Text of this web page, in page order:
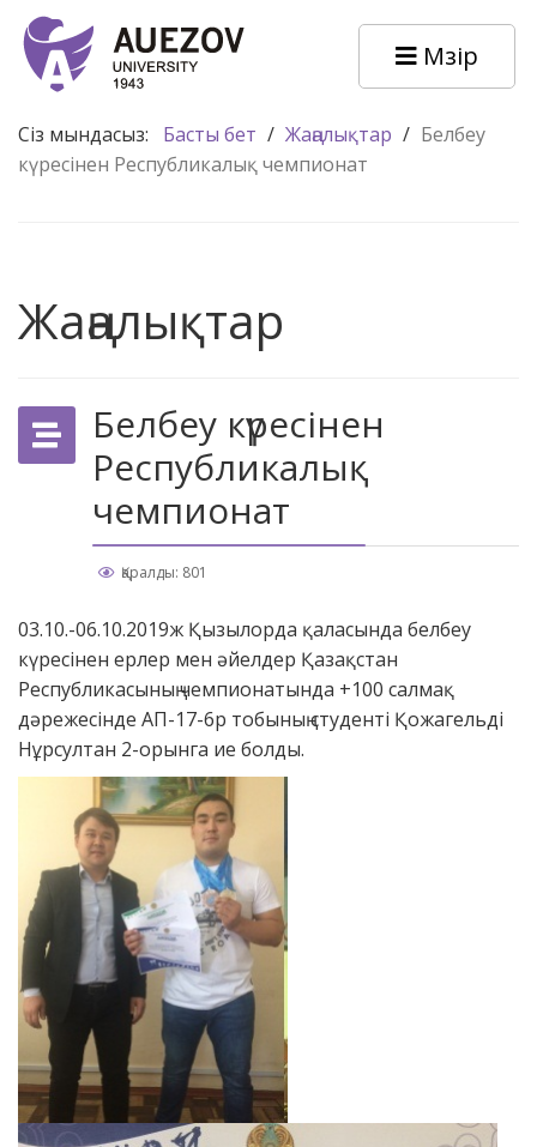
Мәзір
Сіз мындасыз: Басты бет / Жаңалықтар / Белбеу
күресінен Республикалық чемпионат
Жаңалықтар
Белбеу күресінен
Республикалық
чемпионат
Қаралды: 801
03.10.-06.10.2019ж Қызылорда қаласында белбеу
күресінен ерлер мен әйелдер Қазақстан
Республикасының чемпионатында +100 салмақ
дәрежесінде АП-17-6р тобының студенті Қожагельді
Нұрсултан 2-орынга ие болды.